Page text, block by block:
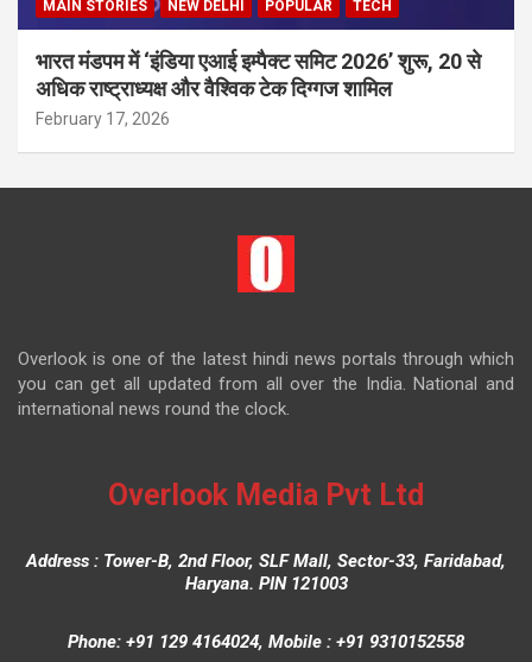
MAIN STORIES
NEW DELHI POPULAR TECH
भारत मंडपम में ‘इंडिया एआई इम्पैक्ट समिट 2026’ शुरू, 20 से
अधिक राष्ट्राध्यक्ष और वैश्विक टेक दिग्गज शामिल
February 17, 2026
Overlook is one of the latest hindi news portals through which
you can get all updated from all over the India. National and
international news round the clock.
Overlook Media Pvt Ltd
Address : Tower-B, 2nd Floor, SLF Mall, Sector-33, Faridabad,
Haryana. PIN 121003
Phone: +91 129 4164024, Mobile : +91 9310152558